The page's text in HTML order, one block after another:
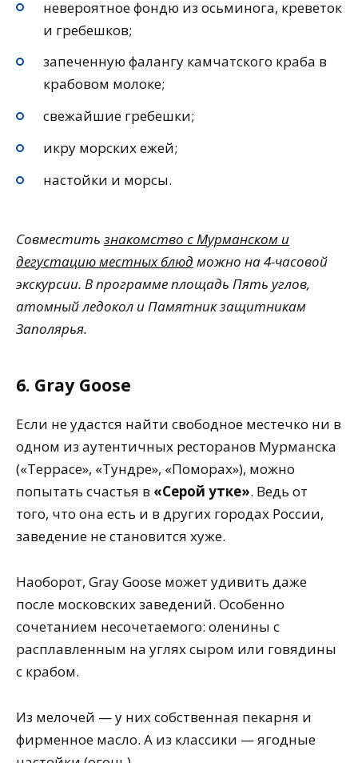
невероятное фондю из осьминога, креветок
и гребешков;
запеченную фалангу камчатского краба в
крабовом молоке;
свежайшие гребешки;
икру морских ежей;
настойки и морсы.
Совместить знакомство с Мурманском и
дегустацию местных блюд можно на 4-часовой
экскурсии. В программе площадь Пять углов,
атомный ледокол и Памятник защитникам
Заполярья.
6. Gray Goose
Если не удастся найти свободное местечко ни в
одном из аутентичных ресторанов Мурманска
(«Террасе», «Тундре», «Поморах»), можно
попытать счастья в «Серой утке». Ведь от
того, что она есть и в других городах России,
заведение не становится хуже.
Наоборот, Gray Goose может удивить даже
после московских заведений. Особенно
сочетанием несочетаемого: оленины с
расплавленным на углях сыром или говядины
с крабом.
Из мелочей — у них собственная пекарня и
фирменное масло. А из классики — ягодные